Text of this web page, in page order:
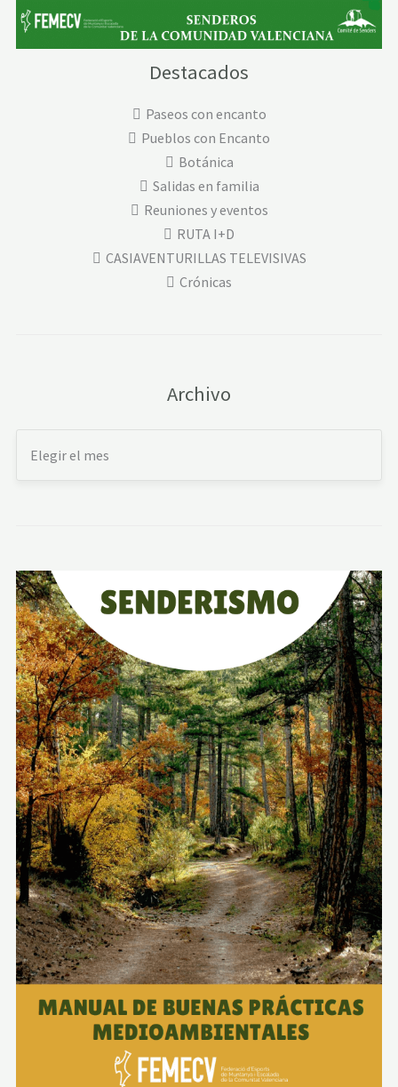
Destacados
Paseos con encanto
Pueblos con Encanto
Botánica
Salidas en familia
Reuniones y eventos
RUTA I+D
CASIAVENTURILLAS TELEVISIVAS
Crónicas
Archivo